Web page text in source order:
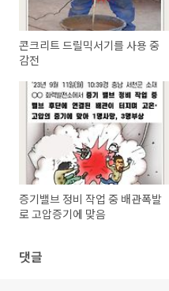
콘크리트 드릴믹서기를 사용 중
감전
증기밸브 정비 작업 중 배관폭발
로 고압증기에 맞음
댓글